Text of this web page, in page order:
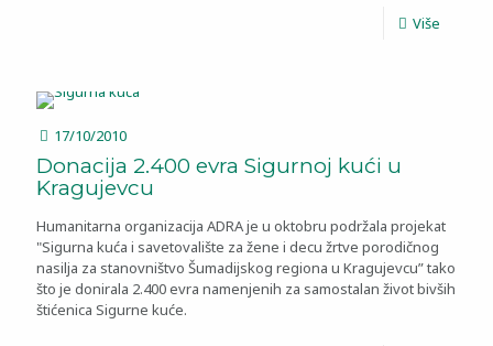
Više
17/10/2010
Donacija 2.400 evra Sigurnoj kući u
Kragujevcu
Humanitarna organizacija ADRA je u oktobru podržala projekat
"Sigurna kuća i savetovalište za žene i decu žrtve porodičnog
nasilja za stanovništvo Šumadijskog regiona u Kragujevcu” tako
što je donirala 2.400 evra namenjenih za samostalan život bivših
štićenica Sigurne kuće.